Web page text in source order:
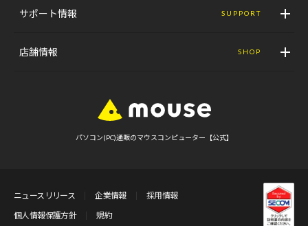
サポート情報 SUPPORT
店舗情報 SHOP
パソコン(PC)通販のマウスコンピューター【公式】
ニュースリリース 企業情報
採用情報
個人情報保護方針
規約